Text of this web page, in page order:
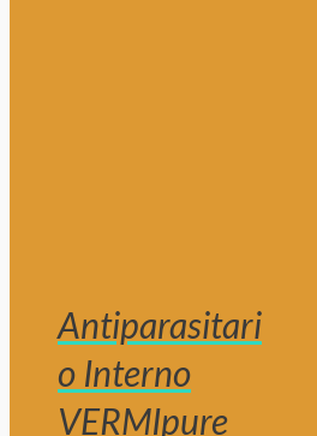
Antiparasitari
o Interno
VERMIpure